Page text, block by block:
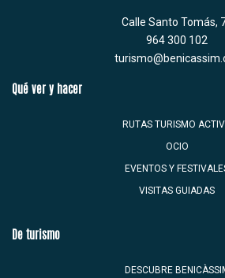
Calle Santo Tomás,
964 300 102
Qué ver y hacer
RUTAS TURISMO
OCIO
EVENTOS Y
VISITAS GUIADAS
De turismo
DESCUBRE